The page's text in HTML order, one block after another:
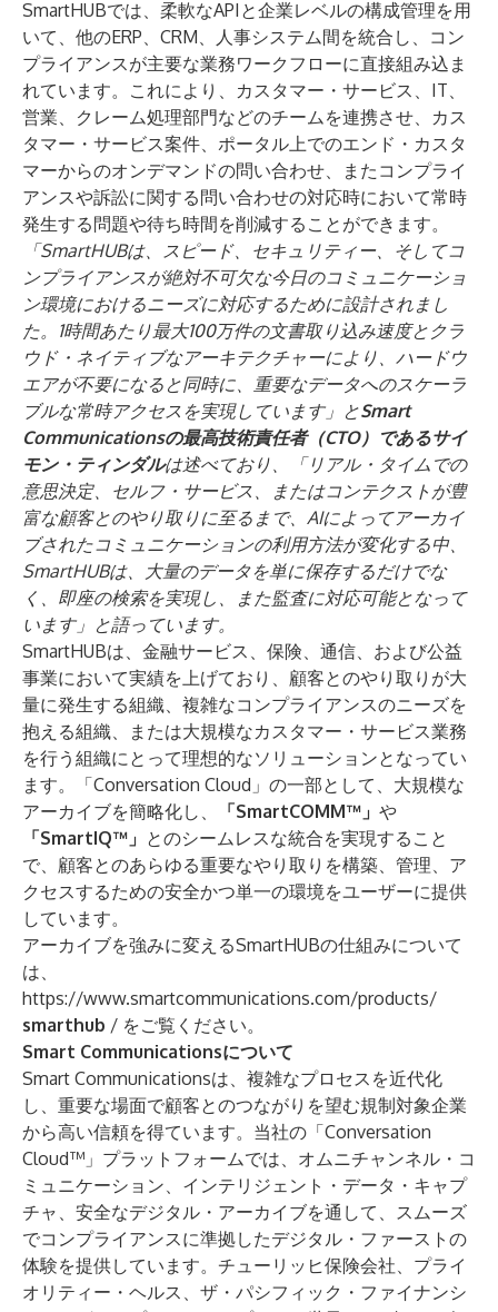
SmartHUBでは、柔軟なAPIと企業レベルの構成管理を用
いて、他のERP、CRM、人事システム間を統合し、コン
プライアンスが主要な業務ワークフローに直接組み込ま
れています。これにより、カスタマー・サービス、IT、
営業、クレーム処理部門などのチームを連携させ、カス
タマー・サービス案件、ポータル上でのエンド・カスタ
マーからのオンデマンドの問い合わせ、またコンプライ
アンスや訴訟に関する問い合わせの対応時において常時
発生する問題や待ち時間を削減することができます。
「SmartHUBは、スピード、セキュリティー、そしてコ
ンプライアンスが絶対不可欠な今日のコミュニケーショ
ン環境におけるニーズに対応するために設計されまし
た。1時間あたり最大100万件の文書取り込み速度とクラ
ウド・ネイティブなアーキテクチャーにより、ハードウ
エアが不要になると同時に、重要なデータへのスケーラ
ブルな常時アクセスを実現しています」とSmart
Communicationsの最高技術責任者（CTO）であるサイ
モン・ティンダルは述べており、「リアル・タイムでの
意思決定、セルフ・サービス、またはコンテクストが豊
富な顧客とのやり取りに至るまで、AIによってアーカイ
ブされたコミュニケーションの利用方法が変化する中、
SmartHUBは、大量のデータを単に保存するだけでな
く、即座の検索を実現し、また監査に対応可能となって
います」と語っています。
SmartHUBは、金融サービス、保険、通信、および公益
事業において実績を上げており、顧客とのやり取りが大
量に発生する組織、複雑なコンプライアンスのニーズを
抱える組織、または大規模なカスタマー・サービス業務
を行う組織にとって理想的なソリューションとなってい
ます。「Conversation Cloud」の一部として、大規模な
アーカイブを簡略化し、
「SmartCOMM™」 や
「SmartIQ™」 とのシームレスな統合を実現すること
で、顧客とのあらゆる重要なやり取りを構築、管理、ア
クセスするための安全かつ単一の環境をユーザーに提供
しています。
アーカイブを強みに変えるSmartHUBの仕組みについて
は、
https://www.smartcommunications.com/products/
smarthub / をご覧ください。
Smart Communicationsについて
Smart Communicationsは、複雑なプロセスを近代化
し、重要な場面で顧客とのつながりを望む規制対象企業
から高い信頼を得ています。当社の「Conversation
Cloud™」プラットフォームでは、オムニチャンネル・コ
ミュニケーション、インテリジェント・データ・キャプ
チャ、安全なデジタル・アーカイブを通して、スムーズ
でコンプライアンスに準拠したデジタル・ファーストの
体験を提供しています。チューリッヒ保険会社、プライ
オリティー・ヘルス、ザ・パシフィック・ファイナンシ